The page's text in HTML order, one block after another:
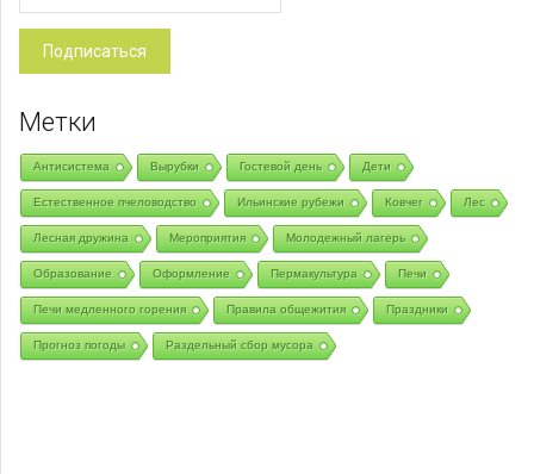
Метки
Антисистема Вырубки Гостевой день Дети
Естественное пчеловодство Ильинские рубежи Ковчег Лес
Лесная дружина Мероприятия Молодежный лагерь
Образование Оформление Пермакультура Печи
Печи медленного горения Правила общежития Праздники
Прогноз погоды Раздельный сбор мусора